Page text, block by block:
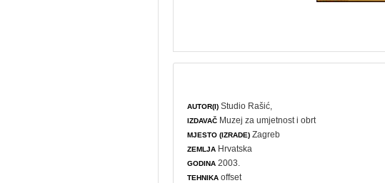
AUTOR(I) Studio Rašić,
IZDAVAČ Muzej za umjetnost i obrt
MJESTO (IZRADE) Zagreb
ZEMLJA Hrvatska
GODINA 2003.
TEHNIKA offset